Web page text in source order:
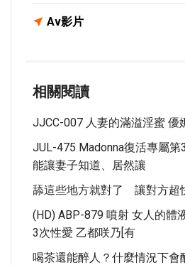
Av影片
相關閱讀
JJCC-007 人妻的滿溢淫蜜 優
JUL-475 Madonna復活專屬
能讓妻子知道、居然讓
舔這些地方就對了 讓對方超
(HD) ABP-879 噴射 女人的體
3次性愛 乙都咲乃[有
喝茶還能醉人？什麼情況下會